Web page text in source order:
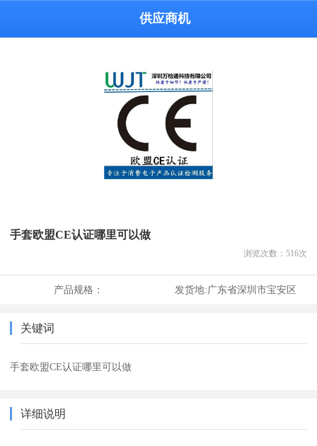
供应商机
手套欧盟CE认证哪里可以做
浏览次数： 516次
产品规格： 发货地:广东省深圳市宝安区
关键词
手套欧盟CE认证哪里可以做
详细说明